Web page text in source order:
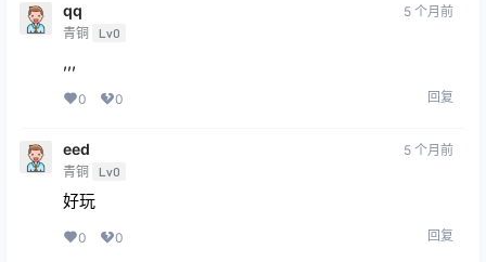
qq
青铜 Lv0
5 个月前
,,,
0 0 回复
eed
青铜 Lv0
5 个月前
好玩
0 0 回复